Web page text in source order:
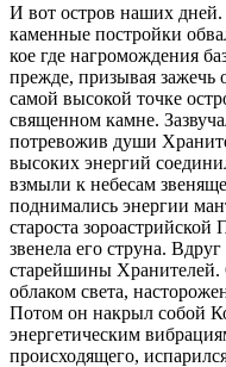
И вот остров наших дней.
каменные постройки
кое где нагромождения
прежде, призывая
самой высокой точке
священном камне.
потревожив души
высоких энергий
взмыли к небесам
поднимались энергии
староста
звенела его струна.
старейшины
облаком света,
Потом он накрыл собой
энергетическим
происходящего,